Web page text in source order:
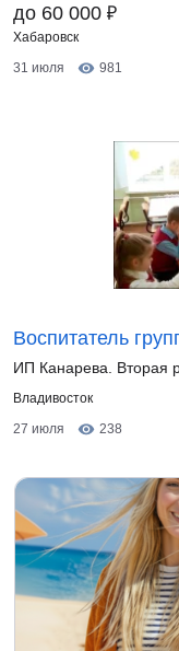
до 60 000 ₽
Хабаровск
31 июля
981
Воспитатель
ИП Канарева. Вторая
Владивосток
27 июля
238